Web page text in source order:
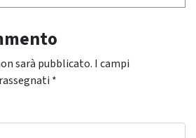
sarà pubblicato. I campi
*